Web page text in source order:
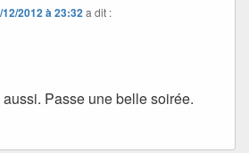
12/2012 à 23:32a dit :
Passe une belle soirée.